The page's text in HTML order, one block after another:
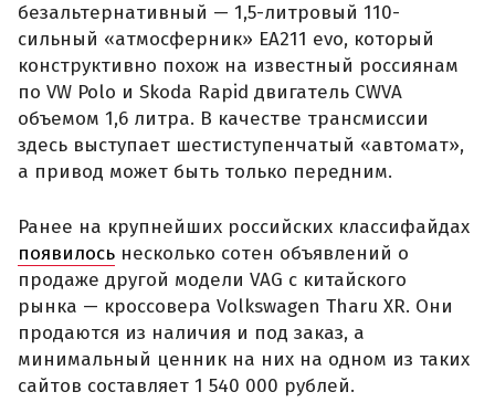
безальтернативный — 1,5-литровый 110-
сильный «атмосферник» ЕА211 evo, который
конструктивно похож на известный россиянам
по VW Polo и Skoda Rapid двигатель CWVA
объемом 1,6 литра. В качестве трансмиссии
здесь выступает шестиступенчатый «автомат»,
а привод может быть только передним.
Ранее на крупнейших российских классифайдах
появилось несколько сотен объявлений о
продаже другой модели VAG с китайского
рынка — кроссовера Volkswagen Tharu XR. Они
продаются из наличия и под заказ, а
минимальный ценник на них на одном из таких
сайтов составляет 1 540 000 рублей.